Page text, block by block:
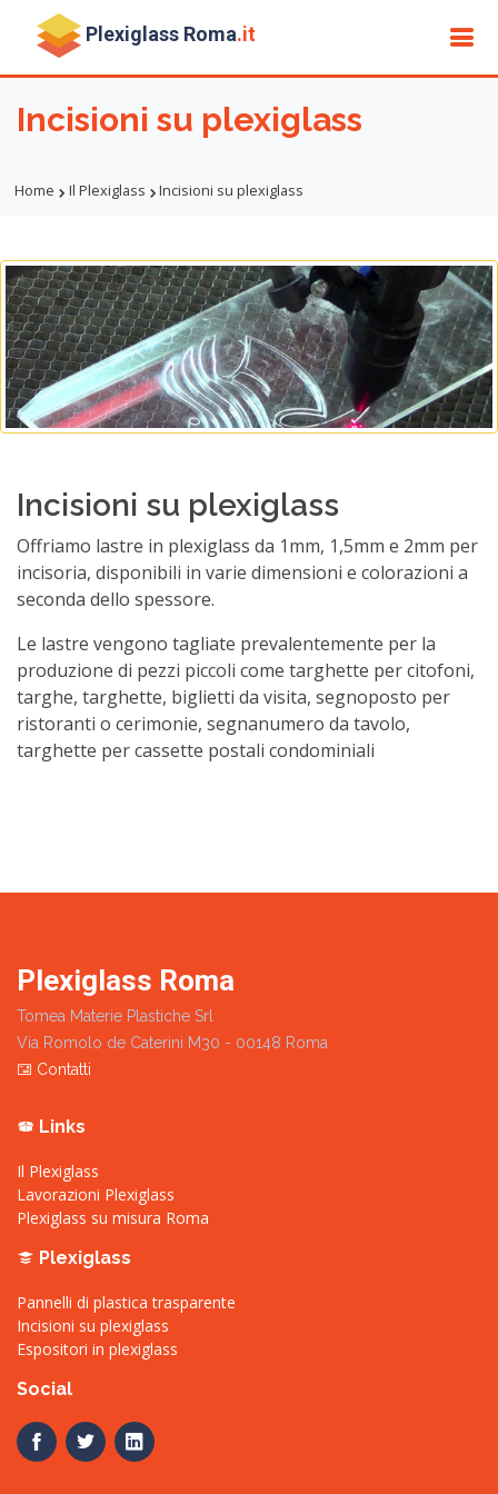
Plexiglass Roma.it
Incisioni su plexiglass
Home Il Plexiglass Incisioni su plexiglass
Incisioni su plexiglass
Offriamo lastre in plexiglass da 1mm, 1,5mm e 2mm per
incisoria, disponibili in varie dimensioni e colorazioni a
seconda dello spessore.
Le lastre vengono tagliate prevalentemente per la
produzione di pezzi piccoli come targhette per citofoni,
targhe, targhette, biglietti da visita, segnoposto per
ristoranti o cerimonie, segnanumero da tavolo,
targhette per cassette postali condominiali
Plexiglass Roma
Tomea Materie Plastiche Srl
Via Romolo de Caterini M30 - 00148 Roma
Contatti
Links
Il Plexiglass
Lavorazioni Plexiglass
Plexiglass su misura Roma
Plexiglass
Pannelli di plastica trasparente
Incisioni su plexiglass
Espositori in plexiglass
Social